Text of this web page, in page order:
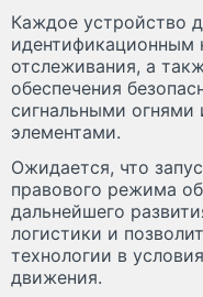
Каждое устройство
идентификационным
отслеживания, а
обеспечения
сигнальными
элементами.
Ожидается, что
правового режима
дальнейшего
логистики и
технологии в
движения.